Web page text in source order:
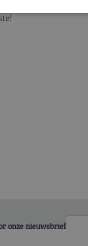
als een tierelier en
onze nieuwsbrief